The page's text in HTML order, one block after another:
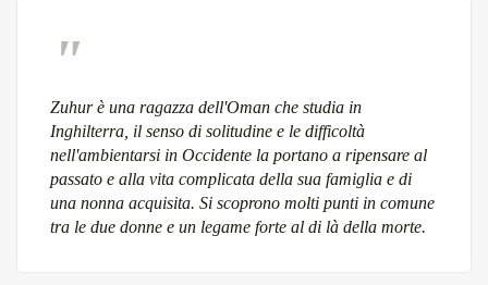
Zuhur è una ragazza dell'Oman che studia in
Inghilterra, il senso di solitudine e le difficoltà
nell'ambientarsi in Occidente la portano a ripensare al
passato e alla vita complicata della sua famiglia e di
una nonna acquisita. Si scoprono molti punti in comune
tra le due donne e un legame forte al di là della morte.